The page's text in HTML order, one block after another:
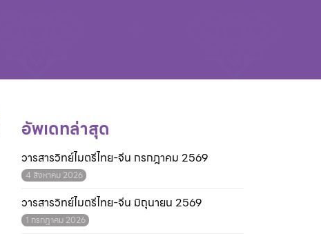
อัพเดทล่าสุด
วารสารวิทย์ไมตรีไทย-จีน กรกฎาคม 2569
4 สิงหาคม 2026
วารสารวิทย์ไมตรีไทย-จีน มิถุนายน 2569
1 กรกฎาคม 2026